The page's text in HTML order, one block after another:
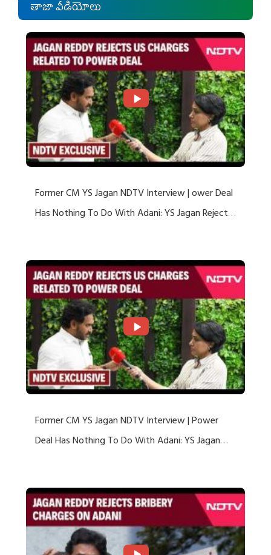
తాజా వీడియోలు
Former CM YS Jagan NDTV Interview | ower Deal
Has Nothing To Do With Adani: YS Jagan Rejects
Former CM YS Jagan NDTV Interview | Power
Deal Has Nothing To Do With Adani: YS Jagan